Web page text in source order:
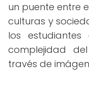
un puente entre
culturas y
los
complejidad
través de